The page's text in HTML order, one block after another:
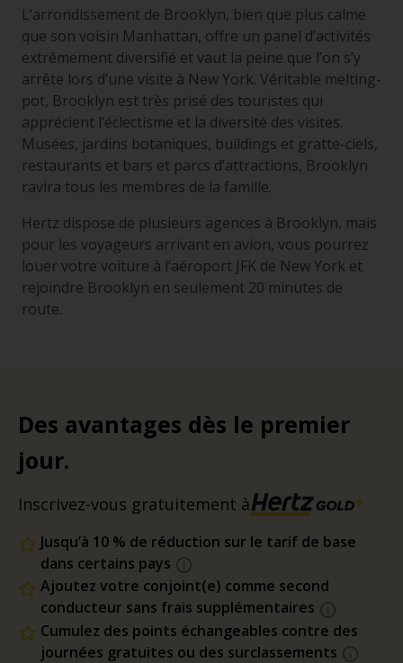
L’arrondissement de Brooklyn, bien que plus calme
que son voisin Manhattan, offre un panel d’activités
extrêmement diversifié et vaut la peine que l’on s’y
arrête lors d’une visite à New York. Véritable melting-
pot, Brooklyn est très prisé des touristes qui
apprécient l’éclectisme et la diversité des visites.
Musées, jardins botaniques, buildings et gratte-ciels,
restaurants et bars et parcs d’attractions, Brooklyn
ravira tous les membres de la famille.
Hertz dispose de plusieurs agences à Brooklyn, mais
pour les voyageurs arrivant en avion, vous pourrez
louer votre voiture à l’aéroport JFK de New York et
rejoindre Brooklyn en seulement 20 minutes de
route.
Des avantages dès le premier
jour.
Inscrivez-vous gratuitement à
Jusqu’à 10 % de réduction sur le tarif de base
dans certains pays
Ajoutez votre conjoint(e) comme second
conducteur sans frais supplémentaires
Cumulez des points échangeables contre des
journées gratuites ou des surclassements